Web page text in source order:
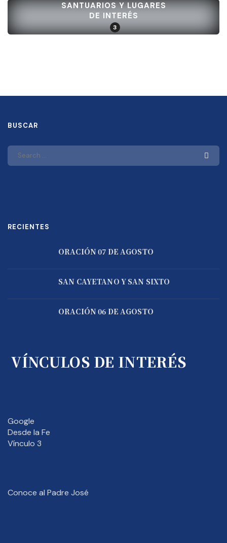
SANTUARIOS Y LUGARES
DE INTERÉS
3
BUSCAR
RECIENTES
ORACIÓN 07 DE AGOSTO
SAN CAYETANO Y SAN SIXTO
ORACIÓN 06 DE AGOSTO
VÍNCULOS DE INTERÉS
Google
Desde la Fe
Vínculo 3
Conoce al Padre José